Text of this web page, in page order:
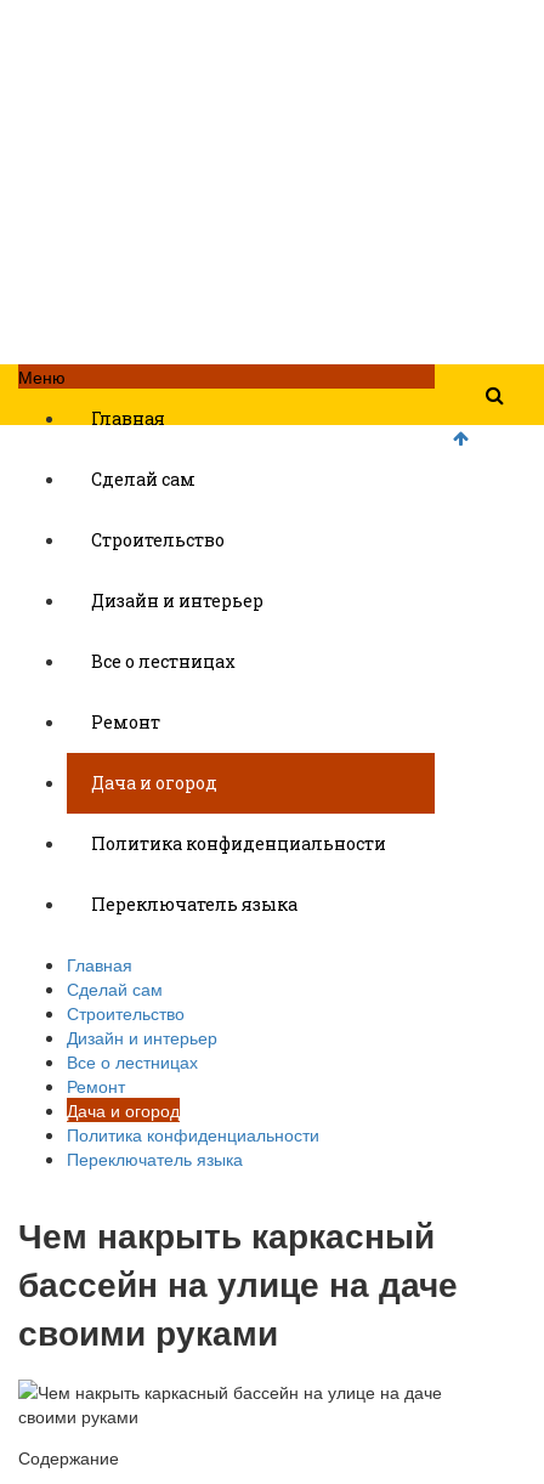
Меню
Главная
Сделай сам
Строительство
Дизайн и интерьер
Все о лестницах
Ремонт
Дача и огород
Политика конфиденциальности
Переключатель языка
Главная
Сделай сам
Строительство
Дизайн и интерьер
Все о лестницах
Ремонт
Дача и огород
Политика конфиденциальности
Переключатель языка
Чем накрыть каркасный
бассейн на улице на даче
своими руками
Содержание